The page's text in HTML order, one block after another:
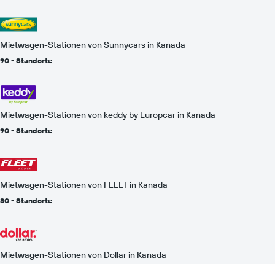
Mietwagen-Stationen von Sunnycars in Kanada
90 - Standorte
Mietwagen-Stationen von keddy by Europcar in Kanada
90 - Standorte
Mietwagen-Stationen von FLEET in Kanada
80 - Standorte
Mietwagen-Stationen von Dollar in Kanada